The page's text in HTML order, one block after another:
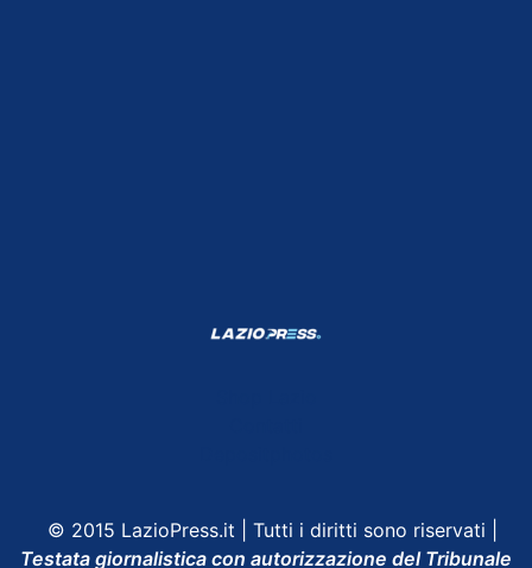
© 2015 LazioPress.it | Tutti i diritti sono riservati |
Testata giornalistica con autorizzazione del Tribunale